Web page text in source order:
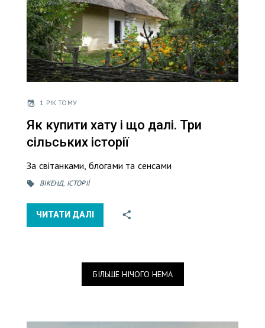
1 РІК ТОМУ
Як купити хату і що далі. Три
сільських історії
За світанками, блогами та сенсами
ВІКЕНД, ІСТОРІЇ
ЧИТАТИ ДАЛІ
БІЛЬШЕ НІЧОГО НЕМА